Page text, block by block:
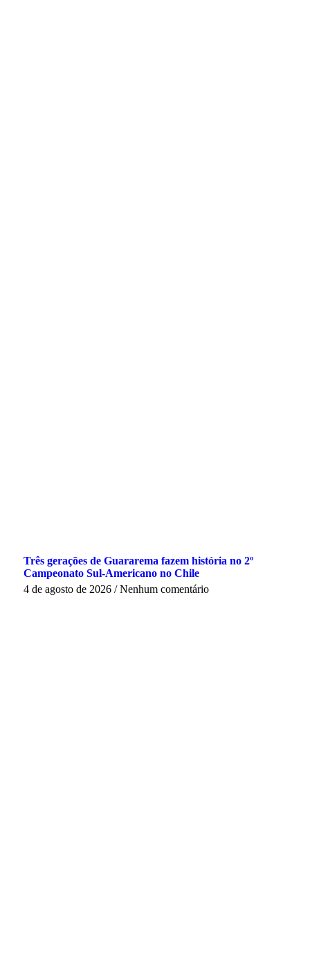
Três gerações de Guararema fazem história no 2º
Campeonato Sul-Americano no Chile
4 de agosto de 2026 Nenhum comentário